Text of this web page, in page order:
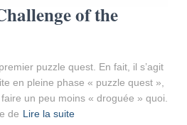
of the
puzzle quest. En fait, il s’agit
en pleine phase « puzzle quest »,
un peu moins « droguée » quoi.
de Lire la suite